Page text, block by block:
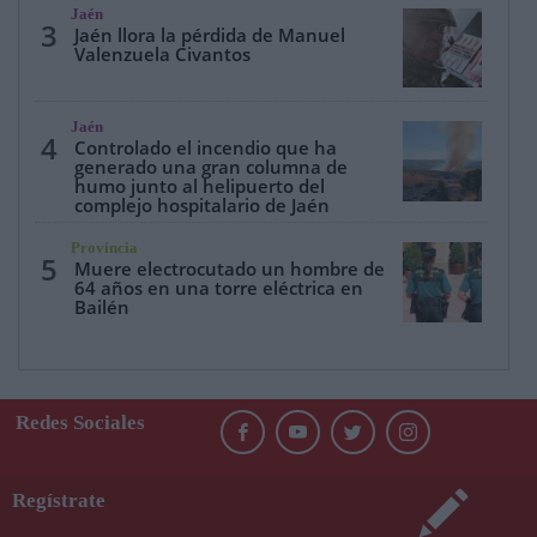
3
Jaén
Jaén llora la pérdida de Manuel
Valenzuela Civantos
4
Jaén
Controlado el incendio que ha
generado una gran columna de
humo junto al helipuerto del
complejo hospitalario de Jaén
5
Provincia
Muere electrocutado un hombre de
64 años en una torre eléctrica en
Bailén
Redes Sociales
Regístrate